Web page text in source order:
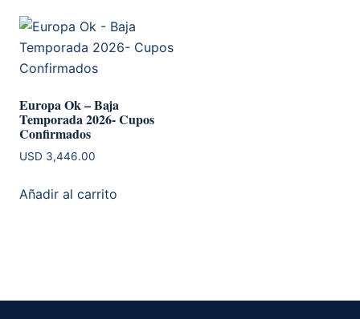
Europa Ok – Baja
Temporada 2026- Cupos
Confirmados
USD 3,446.00
Añadir al carrito